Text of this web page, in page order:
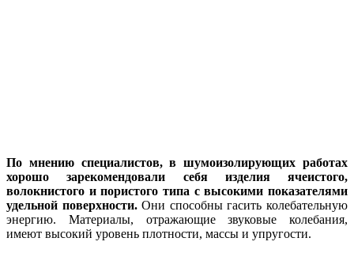
По мнению специалистов, в шумоизолирующих работах
хорошо зарекомендовали себя изделия ячеистого,
волокнистого и пористого типа с высокими показателями
удельной поверхности.Они способны гасить колебательную
энергию. Материалы, отражающие звуковые колебания,
имеют высокий уровень плотности, массы и упругости.